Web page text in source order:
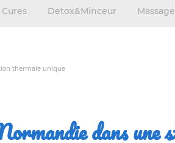
Cures Detox&Minceur
thermale unique
dans une